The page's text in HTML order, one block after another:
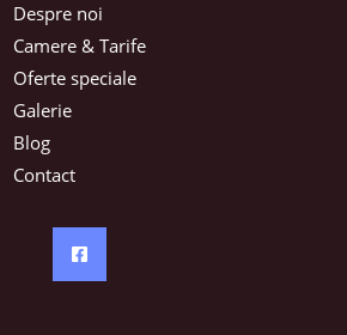
Despre noi
Camere & Tarife
Oferte speciale
Galerie
Blog
Contact